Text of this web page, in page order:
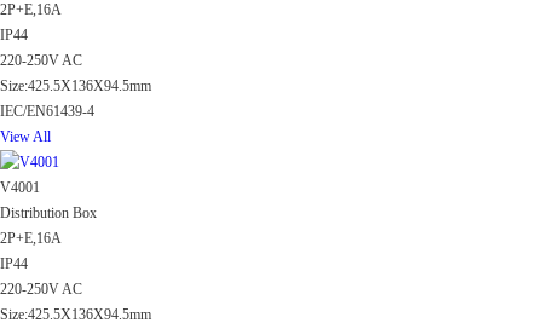
2P+E,16A
IP44
220-250V AC
Size:425.5X136X94.5mm
IEC/EN61439-4
View All
V4001
Distribution Box
2P+E,16A
IP44
220-250V AC
Size:425.5X136X94.5mm